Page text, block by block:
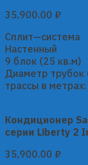
35,900.00 ₽
Сплит—система
Настенный
9 блок (25 кв.м)
Диаметр трубок
трассы в
Кондиционер
серии Liberty 2
35,900.00 ₽